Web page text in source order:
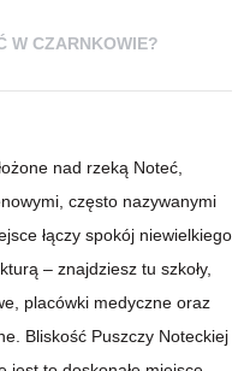
W CZARNKOWIE?
nad rzeką Noteć,
często nazywanymi
łączy spokój niewielkiego
– znajdziesz tu szkoły,
placówki medyczne oraz
Bliskość Puszczy Noteckiej